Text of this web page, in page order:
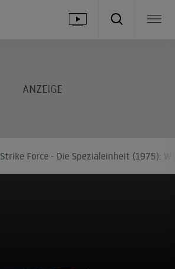
Strike Force - Die Spezialeinheit (1975):